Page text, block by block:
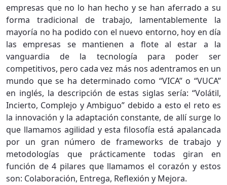
empresas que no lo han hecho y se han aferrado a su
forma tradicional de trabajo, lamentablemente la
mayoría no ha podido con el nuevo entorno, hoy en día
las empresas se mantienen a flote al estar a la
vanguardia de la tecnología para poder ser
competitivos, pero cada vez más nos adentramos en un
mundo que se ha determinado como “VICA” o “VUCA”
en inglés, la descripción de estas siglas sería: “Volátil,
Incierto, Complejo y Ambiguo” debido a esto el reto es
la innovación y la adaptación constante, de allí surge lo
que llamamos agilidad y esta filosofía está apalancada
por un gran número de frameworks de trabajo y
metodologías que prácticamente todas giran en
función de 4 pilares que llamamos el corazón y estos
son: Colaboración, Entrega, Reflexión y Mejora.